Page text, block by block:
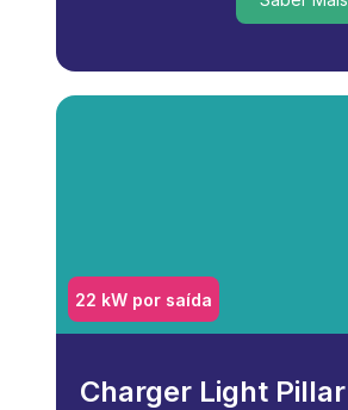
22 kW por saída
Charger Light Pillar